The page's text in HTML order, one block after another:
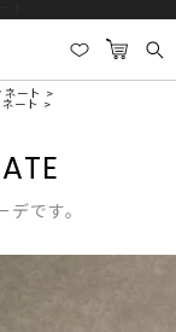
ネート
ート
です。